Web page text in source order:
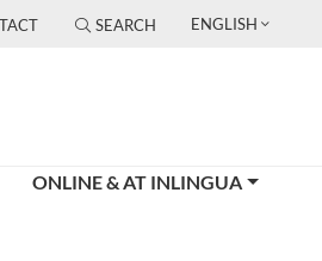
SEARCH ENGLISH
ONLINE & AT INLINGUA